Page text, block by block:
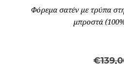
Φόρεμα σατέν με τρύπα
μπροστά